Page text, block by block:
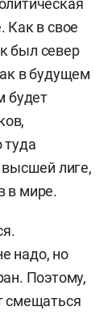
Как в свое
был север
в будущем
будет
туда
высшей лиге,
в мире.
надо, но
Поэтому,
смещаться